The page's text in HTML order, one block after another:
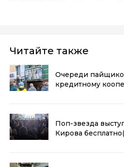
Читайте также
Очереди
кредитному
Поп-звезда
Кирова бесплатно